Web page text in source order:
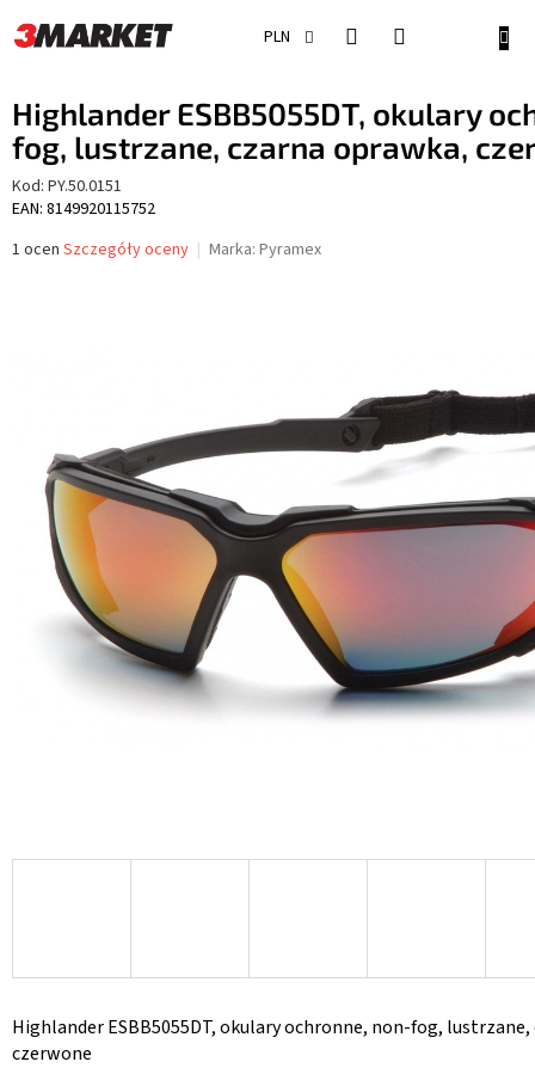
do
treści
PLN
Highlander ESBB5055DT, okulary
fog, lustrzane, czarna oprawka,
Kod: PY.50.0151
EAN: 8149920115752
Średnia
1 ocen Szczegóły oceny Marka: Pyramex
Highlander ESBB5055DT, okulary ochronne, non-fog,
czerwone